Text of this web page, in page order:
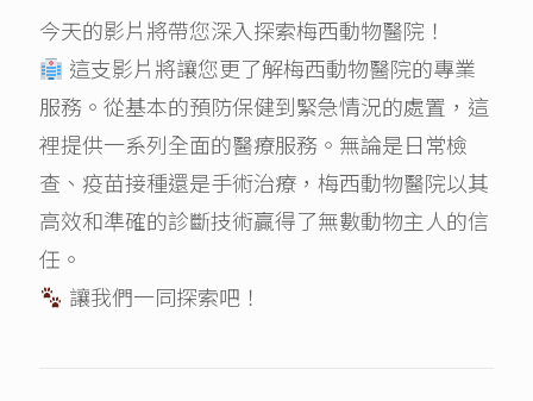
今天的影片將帶您深入探索梅西動物醫院！
這支影片將讓您更了解梅西動物醫院的專業
服務。從基本的預防保健到緊急情況的處置，這
裡提供一系列全面的醫療服務。無論是日常檢
查、疫苗接種還是手術治療，梅西動物醫院以其
高效和準確的診斷技術贏得了無數動物主人的信
任。
讓我們一同探索吧！